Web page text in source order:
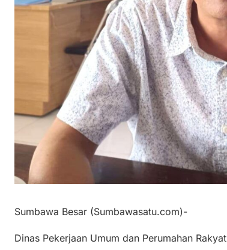
Sumbawa Besar (Sumbawasatu.com)-
Dinas Pekerjaan Umum dan Perumahan